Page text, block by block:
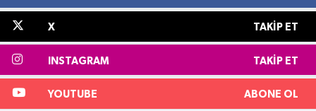
X TAKIP ET
INSTAGRAM TAKIP ET
YOUTUBE ABONE OL